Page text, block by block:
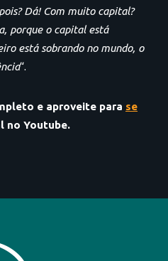
Dá! Com muito capital?
porque o capital está
está sobrando no mundo, o
“.
e aproveite para se
no Youtube.